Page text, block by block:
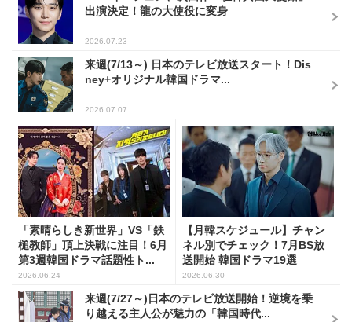
出演決定！龍の大使役に変身
2026.07.23
来週(7/13～) 日本のテレビ放送スタート！Dis
ney+オリジナル韓国ドラマ...
2026.07.07
「素晴らしき新世界」VS「鉄
槌教師」頂上決戦に注目！6月
第3週韓国ドラマ話題性ト...
2026.06.24
【月韓スケジュール】チャン
ネル別でチェック！7月BS放
送開始 韓国ドラマ19選
2026.06.30
来週(7/27～)日本のテレビ放送開始！逆境を乗
り越える主人公が魅力の「韓国時代...